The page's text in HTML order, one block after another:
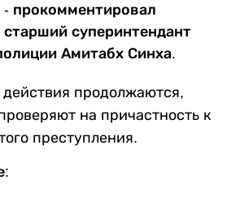
- прокомментировал
суперинтендант
Амитабх Синха.
продолжаются,
на причастность к
преступления.